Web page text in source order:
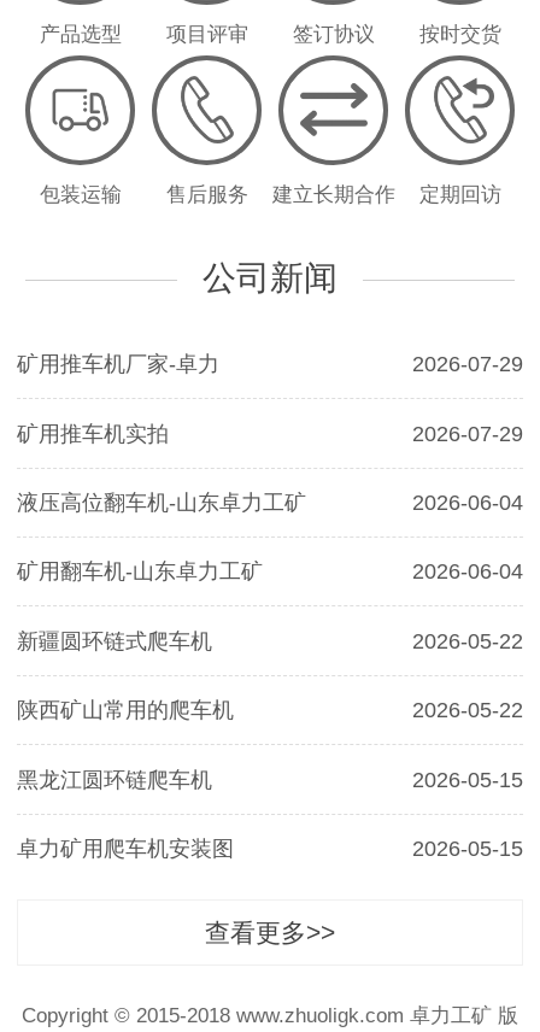
产品选型 项目评审 签订协议 按时交货
包装运输 售后服务 建立长期合作 定期回访
公司新闻
矿用推车机厂家-卓力 2026-07-29
矿用推车机实拍 2026-07-29
液压高位翻车机-山东卓力工矿 2026-06-04
矿用翻车机-山东卓力工矿 2026-06-04
新疆圆环链式爬车机 2026-05-22
陕西矿山常用的爬车机 2026-05-22
黑龙江圆环链爬车机 2026-05-15
卓力矿用爬车机安装图 2026-05-15
查看更多>>
Copyright © 2015-2018 www.zhuoligk.com 卓力工矿版